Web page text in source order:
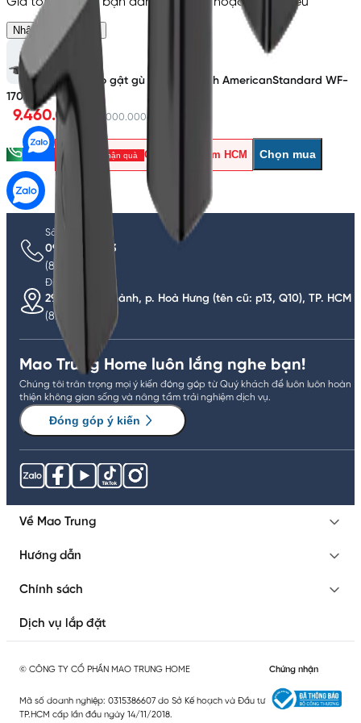
Nhận báo giá riêng
Vòi lavabo gật gù Vòi nóng lạnh AmericanStandard WF-
1703HG
9.460.000đ 11.000.000đ
Lấy mã - nhận quà Ghé showroom HCM Chọn mua
Mao Trung Home luôn lắng nghe bạn!
Chúng tôi trân trọng mọi ý kiến đóng góp từ Quý khách để luôn luôn hoàn
thiện không gian sống và nâng tầm trải nghiệm dịch vụ.
Đóng góp ý kiến
Số điện thoại
0936.363.633
(8:00 - 22:00)
Địa chỉ
291 Tô Hiến Thành, p. Hoà Hưng (tên cũ: p13, Q10), TP. HCM
(8:00 - 21:00)
Về Mao Trung
Hướng dẫn
Chính sách
Dịch vụ lắp đặt
© CÔNG TY CỔ PHẦN MAO TRUNG HOME
Mã số doanh nghiệp: 0315386607 do Sở Kế hoạch và Đầu tư
TP.HCM cấp lần đầu ngày 14/11/2018.
Chứng nhận